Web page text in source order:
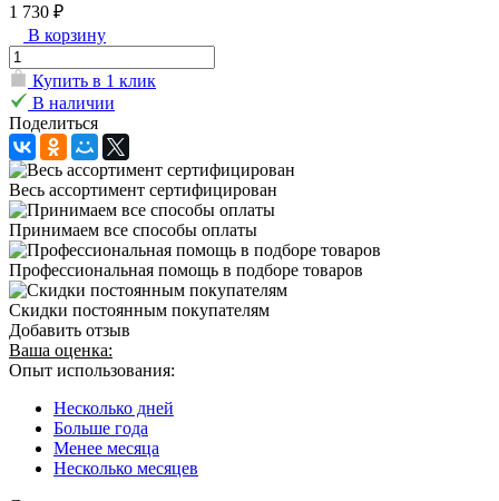
1 730 ₽
В корзину
Купить в 1 клик
В наличии
Поделиться
Весь ассортимент сертифицирован
Принимаем все способы оплаты
Профессиональная помощь в подборе товаров
Скидки постоянным покупателям
Добавить отзыв
Ваша оценка:
Опыт использования:
Несколько дней
Больше года
Менее месяца
Несколько месяцев